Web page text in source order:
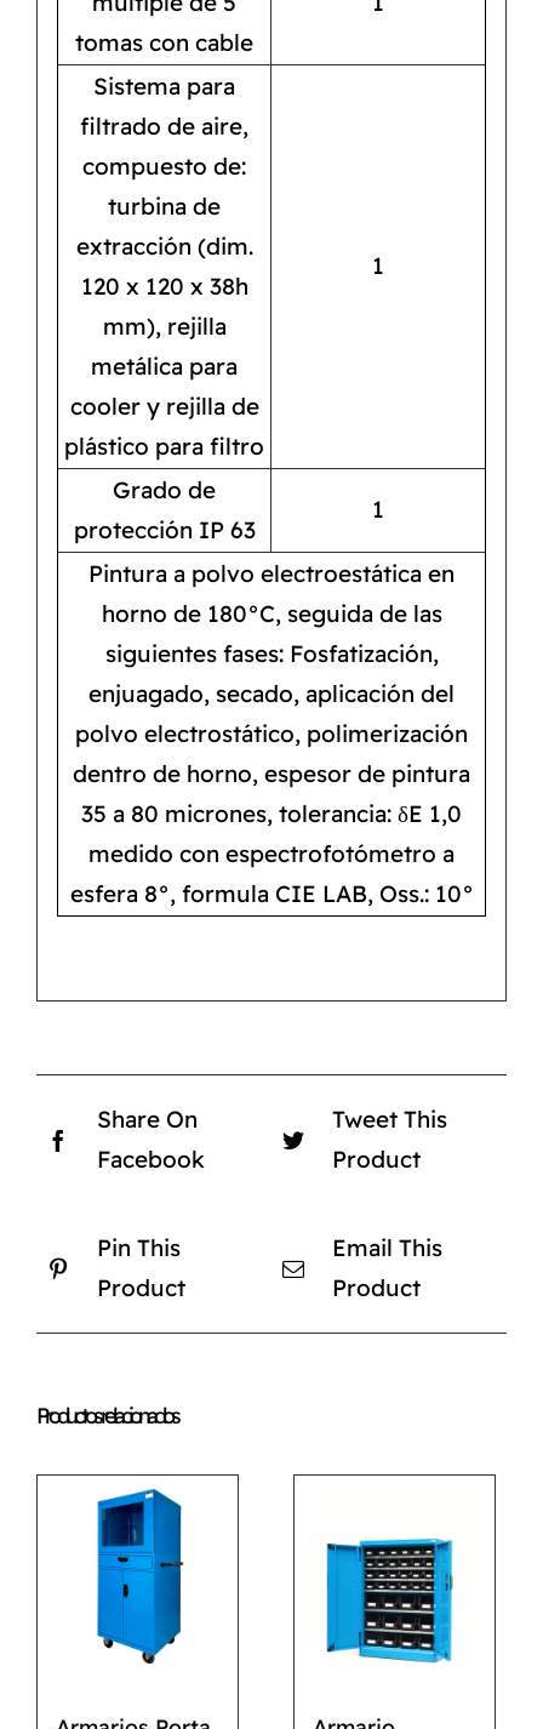
tomas con cable
Sistema para
filtrado de aire,
compuesto de:
turbina de
extracción (dim.
120 x 120 x 38h
mm), rejilla
metálica para
cooler y rejilla de
plástico para filtro
1
Grado de
protección IP 63
1
Pintura a polvo electroestática en
horno de 180°C, seguida de las
siguientes fases: Fosfatización,
enjuagado, secado, aplicación del
polvo electrostático, polimerización
dentro de horno, espesor de pintura
35 a 80 micrones, tolerancia: δE 1,0
medido con espectrofotómetro a
esfera 8°, formula CIE LAB, Oss.: 10°
Share On
Facebook
Tweet This
Product
Pin This
Product
Email This
Product
Productos relacionados